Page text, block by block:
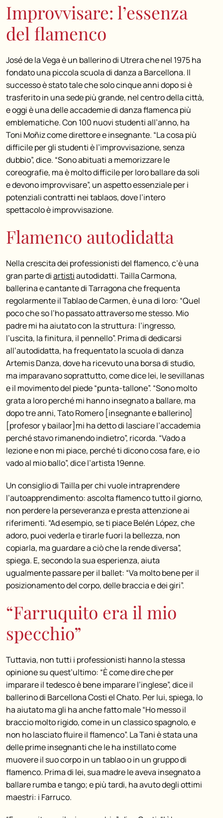
Improvvisare: l’essenza
del flamenco
José de la Vega è un ballerino di Utrera che nel 1975 ha
fondato una piccola scuola di danza a Barcellona. Il
successo è stato tale che solo cinque anni dopo si è
trasferito in una sede più grande, nel centro della città,
e oggi è una delle accademie di danza flamenca più
emblematiche. Con 100 nuovi studenti all’anno, ha
Toni Moñiz come direttore e insegnante. “La cosa più
difficile per gli studenti è l’improvvisazione, senza
dubbio”, dice. “Sono abituati a memorizzare le
coreografie, ma è molto difficile per loro ballare da soli
e devono improvvisare”, un aspetto essenziale per i
potenziali contratti nei tablaos, dove l’intero
spettacolo è improvvisazione.
Flamenco autodidatta
Nella crescita dei professionisti del flamenco, c’è una
gran parte diartistiautodidatti. Tailla Carmona,
ballerina e cantante di Tarragona che frequenta
regolarmente il Tablao de Carmen, è una di loro: “Quel
poco che so l’ho passato attraverso me stesso. Mio
padre mi ha aiutato con la struttura: l’ingresso,
l’uscita, la finitura, il pennello”. Prima di dedicarsi
all’autodidatta, ha frequentato la scuola di danza
Artemis Danza, dove ha ricevuto una borsa di studio,
ma imparavano soprattutto, come dice lei, le sevillanas
e il movimento del piede “punta-tallone”. “Sono molto
grata a loro perché mi hanno insegnato a ballare, ma
dopo tre anni, Tato Romero [insegnante e ballerino]
[profesor y bailaor]mi ha detto di lasciare l’accademia
perché stavo rimanendo indietro”, ricorda. “Vado a
lezione e non mi piace, perché ti dicono cosa fare, e io
vado al mio ballo”, dice l’artista 19enne.
Un consiglio di Tailla per chi vuole intraprendere
l’autoapprendimento: ascolta flamenco tutto il giorno,
non perdere la perseveranza e presta attenzione ai
riferimenti. “Ad esempio, se ti piace Belén López, che
adoro, puoi vederla e tirarle fuori la bellezza, non
copiarla, ma guardare a ciò che la rende diversa”,
spiega. E, secondo la sua esperienza, aiuta
ugualmente passare per il ballet: “Va molto bene per il
posizionamento del corpo, delle braccia e dei giri”.
“Farruquito era il mio
specchio”
Tuttavia, non tutti i professionisti hanno la stessa
opinione su quest’ultimo: “È come dire che per
imparare il tedesco è bene imparare l’inglese”, dice il
ballerino di Barcellona Costi el Chato. Per lui, spiega, lo
ha aiutato ma gli ha anche fatto male “Ho messo il
braccio molto rigido, come in un classico spagnolo, e
non ho lasciato fluire il flamenco”. La Tani è stata una
delle prime insegnanti che le ha instillato come
muovere il suo corpo in un tablao o in un gruppo di
flamenco. Prima di lei, sua madre le aveva insegnato a
ballare rumba e tango; e più tardi, ha avuto degli ottimi
maestri: i Farruco.